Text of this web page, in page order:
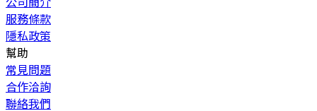
服務條款
隱私政策
幫助
常見問題
合作洽詢
聯絡我們